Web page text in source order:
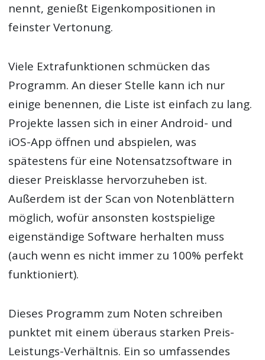
nennt, genießt Eigenkompositionen in
feinster Vertonung.
Viele Extrafunktionen schmücken das
Programm. An dieser Stelle kann ich nur
einige benennen, die Liste ist einfach zu lang.
Projekte lassen sich in einer Android- und
iOS-App öffnen und abspielen, was
spätestens für eine Notensatzsoftware in
dieser Preisklasse hervorzuheben ist.
Außerdem ist der Scan von Notenblättern
möglich, wofür ansonsten kostspielige
eigenständige Software herhalten muss
(auch wenn es nicht immer zu 100% perfekt
funktioniert).
Dieses Programm zum Noten schreiben
punktet mit einem überaus starken Preis-
Leistungs-Verhältnis. Ein so umfassendes